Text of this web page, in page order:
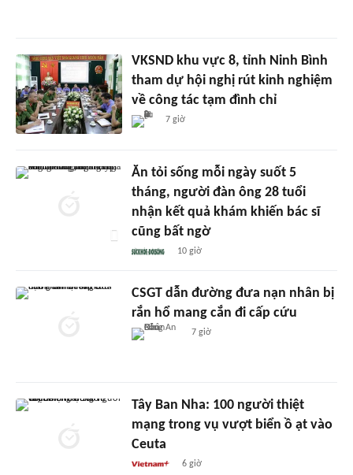
VKSND khu vực 8, tỉnh Ninh Bình
tham dự hội nghị rút kinh nghiệm
về công tác tạm đình chỉ
7 giờ
Ăn tỏi sống mỗi ngày suốt 5
tháng, người đàn ông 28 tuổi
nhận kết quả khám khiến bác sĩ
cũng bất ngờ
10 giờ
CSGT dẫn đường đưa nạn nhân bị
rắn hổ mang cắn đi cấp cứu
7 giờ
Tây Ban Nha: 100 người thiệt
mạng trong vụ vượt biển ồ ạt vào
Ceuta
6 giờ